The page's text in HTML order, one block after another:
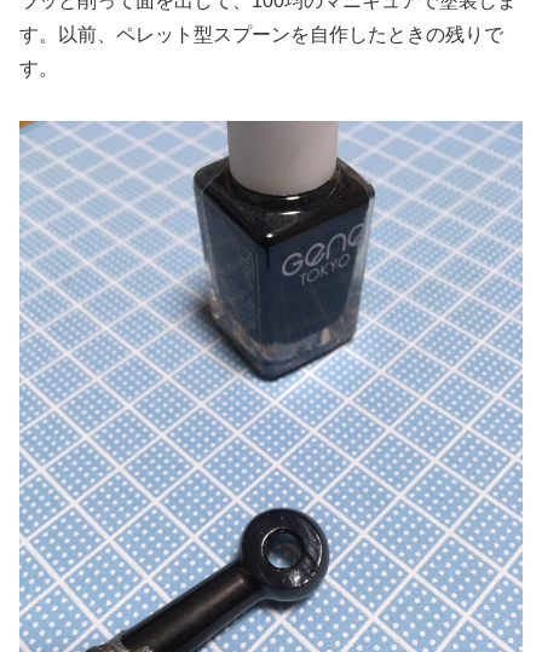
す。以前、ペレット型スプーンを自作したときの残りで
す。